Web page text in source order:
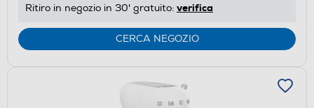
Ritiro in negozio in 30' gratuito: verifica
CERCA NEGOZIO